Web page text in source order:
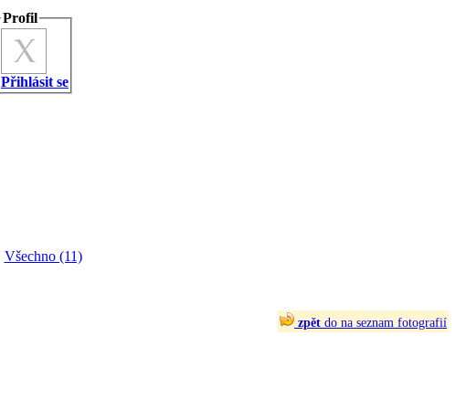
Profil
Přihlásit se
Všechno (11)
zpět do na seznam fotografií